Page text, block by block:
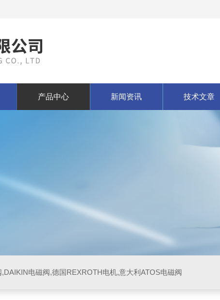
产品中心 新闻资讯 技术文章
,DAIKIN电磁阀,德国REXROTH电机,意大利ATOS电磁阀